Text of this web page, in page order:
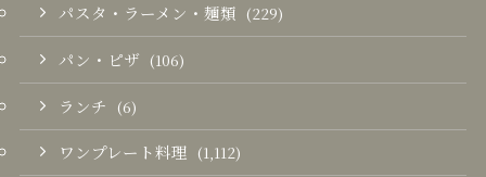
パスタ・ラーメン・麺類 (229)
パン・ピザ (106)
ランチ (6)
ワンプレート料理 (1,112)